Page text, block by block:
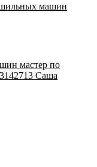
машин
мастер по
Саша